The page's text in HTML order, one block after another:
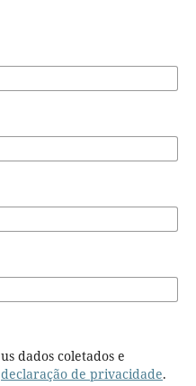
declaração de privacidade.